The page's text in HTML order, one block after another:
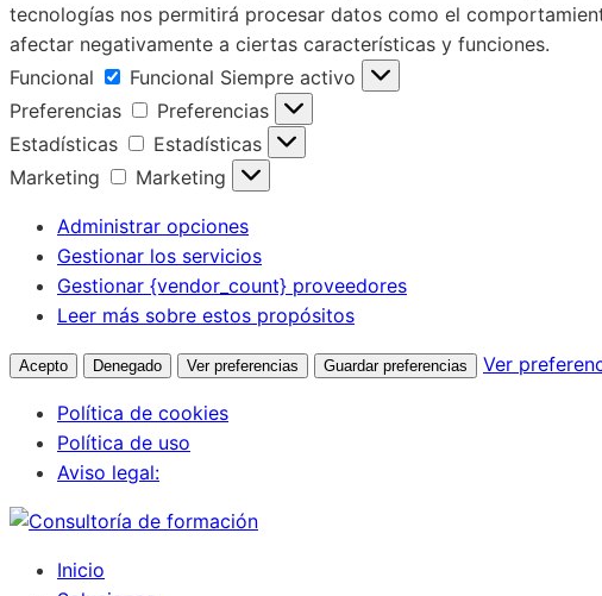
tecnologías nos permitirá procesar datos como el
afectar negativamente a ciertas características y funciones.
Funcional
Funcional Siempre activo
Preferencias
Preferencias
Estadísticas
Estadísticas
Marketing
Marketing
Administrar opciones
Gestionar los servicios
Gestionar {vendor_count} proveedores
Leer más sobre estos propósitos
Acepto Denegado Ver preferencias Guardar preferencias Ver
Política de cookies
Política de uso
Aviso legal:
Inicio